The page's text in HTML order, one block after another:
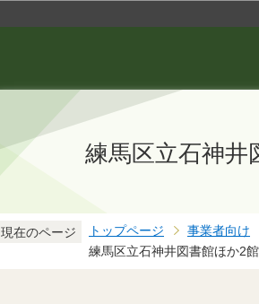
練馬区立石神井
現在のページ トップページ 事業者向け
練馬区立石神井図書館ほか2